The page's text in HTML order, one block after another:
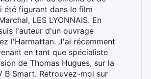
été figurant dans le film
LES LYONNAIS. En
l'auteur d'un ouvrage
l'Harmattan. J'ai récemment
en tant que spécialiste
de Thomas Hugues, sur la
B Smart. Retrouvez-moi sur